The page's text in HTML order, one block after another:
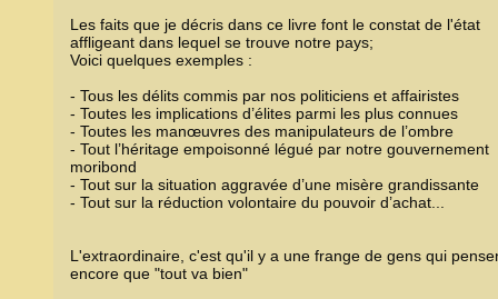
Les faits que je décris dans ce livre font le constat de l'état
affligeant dans lequel se trouve notre pays;
Voici quelques exemples :
- Tous les délits commis par nos politiciens et affairistes
- Toutes les implications d’élites parmi les plus connues
- Toutes les manœuvres des manipulateurs de l’ombre
- Tout l’héritage empoisonné légué par notre gouvernement
moribond
- Tout sur la situation aggravée d’une misère grandissante
- Tout sur la réduction volontaire du pouvoir d’achat...
L'extraordinaire, c'est qu'il y a une frange de gens qui
encore que "tout va bien"